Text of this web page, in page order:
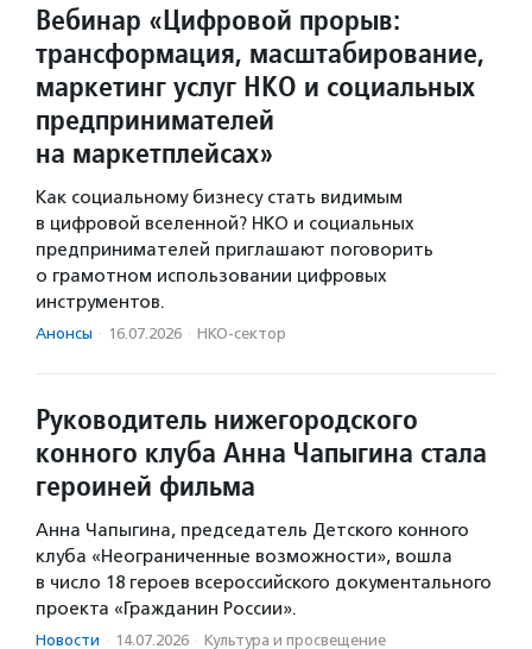
Вебинар «Цифровой прорыв:
трансформация, масштабирование,
маркетинг услуг НКО и социальных
предпринимателей
на маркетплейсах»
Как социальному бизнесу стать видимым
в цифровой вселенной? НКО и социальных
предпринимателей приглашают поговорить
о грамотном использовании цифровых
инструментов.
Анонсы · 16.07.2026 · НКО-сектор
Руководитель нижегородского
конного клуба Анна Чапыгина стала
героиней фильма
Анна Чапыгина, председатель Детского конного
клуба «Неограниченные возможности», вошла
в число 18 героев всероссийского документального
проекта «Гражданин России».
Новости · 14.07.2026 · Культура и просвещение